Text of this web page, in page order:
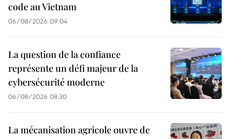
code au Vietnam
06/08/2026 09:04
La question de la confiance
représente un défi majeur de la
cybersécurité moderne
06/08/2026 08:30
La mécanisation agricole ouvre de